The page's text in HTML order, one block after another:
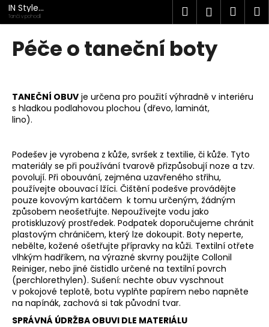
Přejít
na
obsah
IN Style
taneční
obuv
Tanči v pohodlí Hledat
Péče o taneční boty
TANEČNÍ OBUV je určena pro použití výhradně v interiéru
s hladkou podlahovou plochou (dřevo, laminát,
lino).
Podešev je vyrobena z kůže, svršek z textilie, či kůže. Tyto
materiály se při používání tvarově přizpůsobují noze a tzv.
povolují. Při obouvání, zejména uzavřeného střihu,
používejte obouvací lžíci. Čištění podešve provádějte
pouze kovovým kartáčem k tomu určeným, žádným
způsobem neošetřujte. Nepoužívejte vodu jako
protiskluzový prostředek. Podpatek doporučujeme chránit
plastovým chráničem, který lze dokoupit. Boty neperte,
nebělte, kožené ošetřujte přípravky na kůži. Textilní otřete
vlhkým hadříkem, na výrazné skvrny použijte Collonil
Reiniger, nebo jiné čistidlo určené na textilní povrch
(perchlorethylen). Sušení: nechte obuv vyschnout
v pokojové teplotě, botu vyplňte papírem nebo napněte
na napínák, zachová si tak původní tvar.
SPRÁVNÁ ÚDRŽBA OBUVI DLE MATERIÁLU
K
o
p
o
t
e
b
u
j
e
t
e
n
a
j
í